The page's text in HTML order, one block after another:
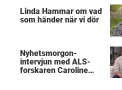
Linda Hammar om vad
som händer när vi dör
Nyhetsmorgon-
intervjun med ALS-
forskaren Caroline